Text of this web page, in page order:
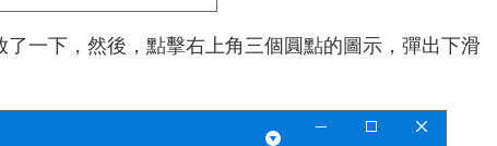
一下，然後，點擊右上角三個圓點的圖示，彈出下滑